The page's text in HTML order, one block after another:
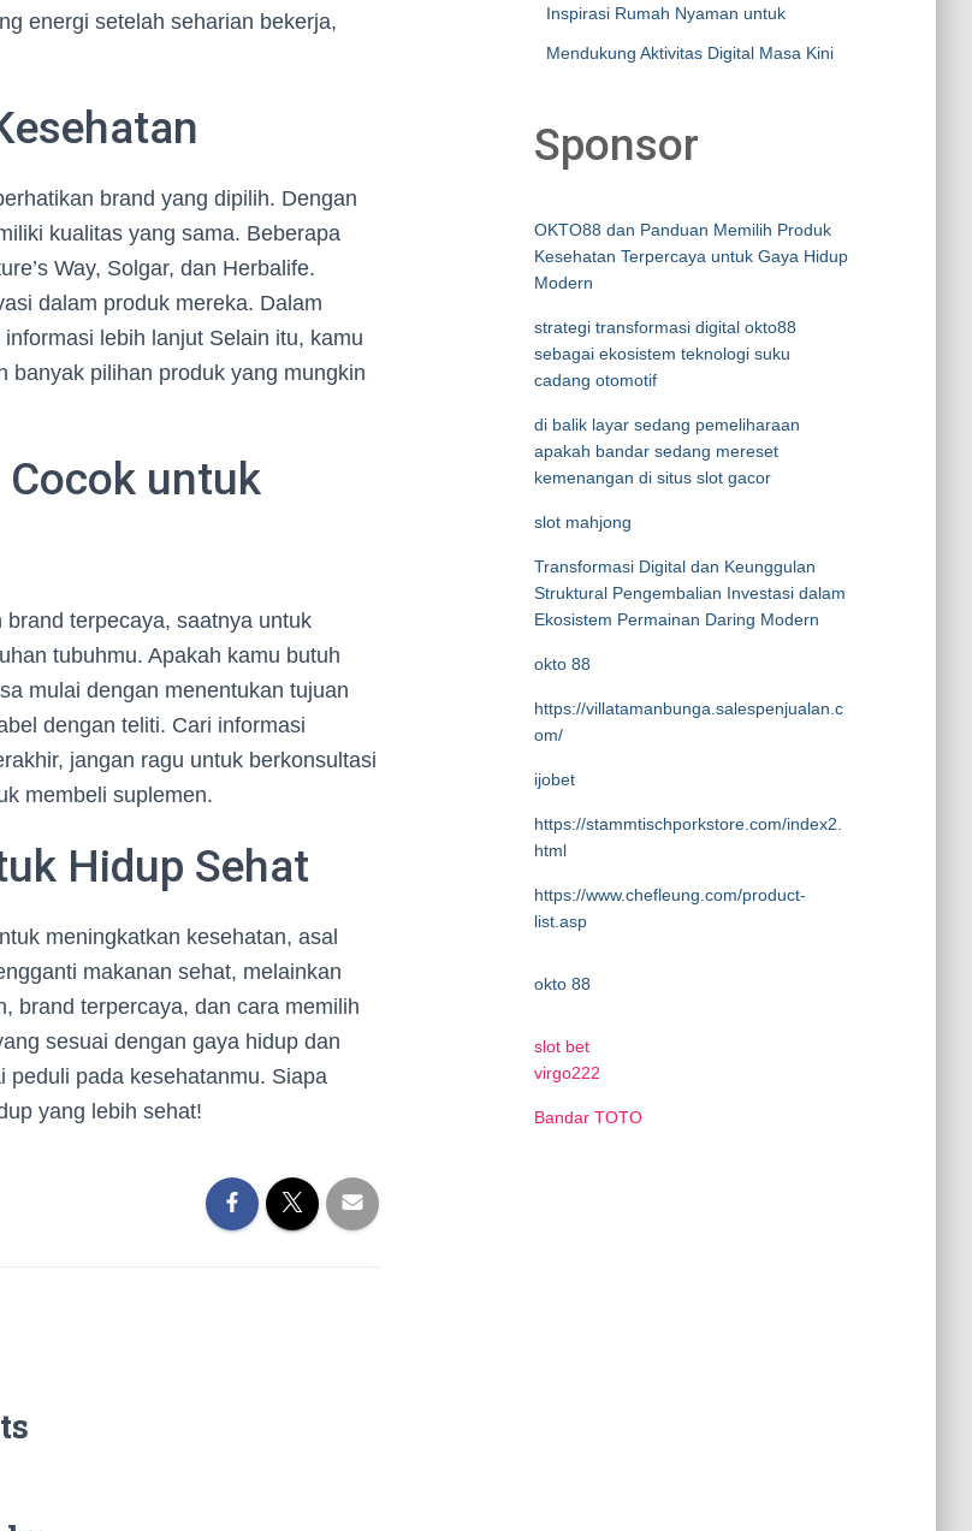
energi setelah seharian bekerja,
brand yang dipilih. Dengan
kualitas yang sama. Beberapa
Way, Solgar, dan Herbalife.
dalam produk mereka. Dalam
lebih lanjut Selain itu, kamu
banyak pilihan produk yang mungkin
untuk
terpecaya, saatnya untuk
tubuhmu. Apakah kamu butuh
mulai dengan menentukan tujuan
dengan teliti. Cari informasi
jangan ragu untuk berkonsultasi
membeli suplemen.
Hidup Sehat
meningkatkan kesehatan, asal
makanan sehat, melainkan
brand terpercaya, dan cara memilih
sesuai dengan gaya hidup dan
peduli pada kesehatanmu. Siapa
yang lebih sehat!
Inspirasi Rumah Nyaman untuk
Mendukung Aktivitas Digital Masa Kini
Sponsor
OKTO88 dan Panduan Memilih Produk
Kesehatan Terpercaya untuk Gaya Hidup
Modern
strategi transformasi digital okto88
sebagai ekosistem teknologi suku
cadang otomotif
di balik layar sedang pemeliharaan
apakah bandar sedang mereset
kemenangan di situs slot gacor
slot mahjong
Transformasi Digital dan Keunggulan
Struktural Pengembalian Investasi dalam
Ekosistem Permainan Daring Modern
okto 88
https://villatamanbunga.salespenjualan.c
om/
ijobet
https://stammtischporkstore.com/index2.
html
https://www.chefleung.com/product-
list.asp
okto 88
slot bet
virgo222
Bandar TOTO